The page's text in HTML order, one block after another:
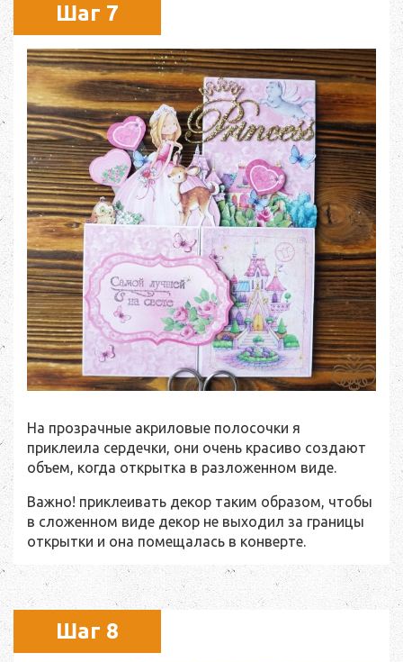
Шаг 7
На прозрачные акриловые полосочки я
приклеила сердечки, они очень красиво создают
объем, когда открытка в разложенном виде.
Важно! приклеивать декор таким образом, чтобы
в сложенном виде декор не выходил за границы
открытки и она помещалась в конверте.
Шаг 8